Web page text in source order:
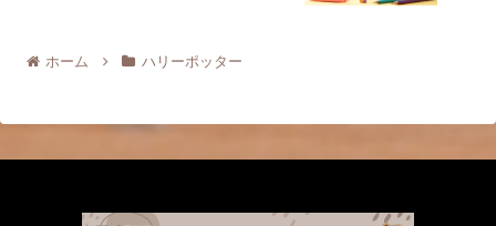
ホーム ハリーポッター